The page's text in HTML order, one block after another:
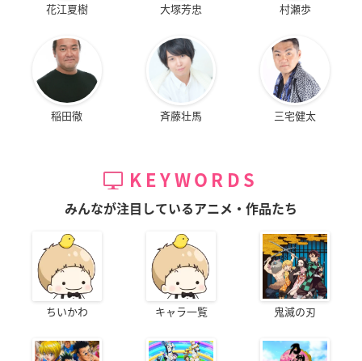
花江夏樹 大塚芳忠 村瀬歩
稲田徹 斉藤壮馬 三宅健太
KEYWORDS
みんなが注目しているアニメ・作品たち
ちいかわ キャラ一覧 鬼滅の刃